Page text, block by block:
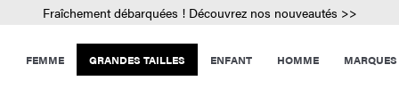
Fraîchement débarquées ! Découvrez nos nouveautés >>
FEMME GRANDES TAILLES ENFANT HOMME MARQUES